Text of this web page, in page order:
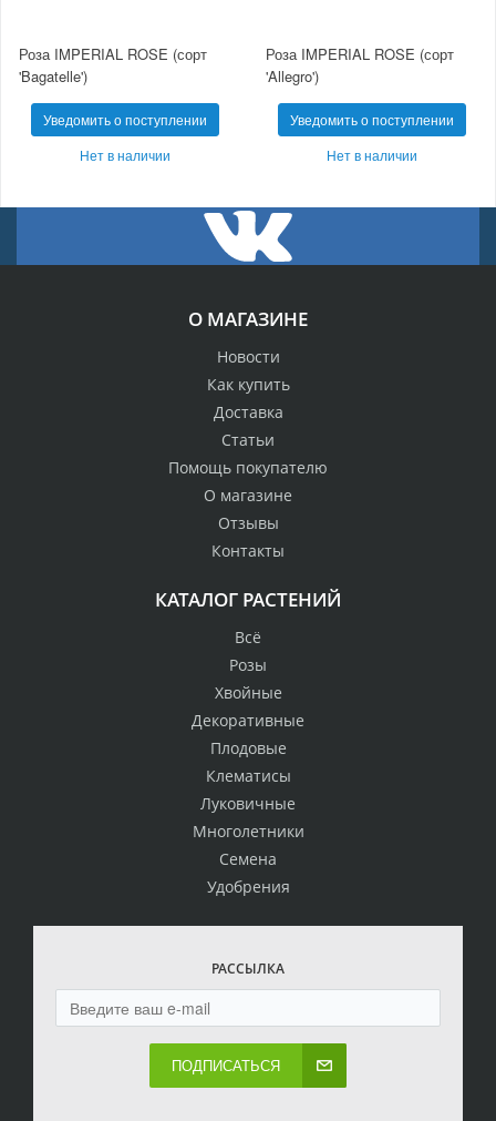
Роза IMPERIAL ROSE (сорт
'Bagatelle')
Уведомить о поступлении
Нет в наличии
Роза IMPERIAL ROSE (сорт
'Allegro')
Уведомить о поступлении
Нет в наличии
О МАГАЗИНЕ
Новости
Как купить
Доставка
Статьи
Помощь покупателю
О магазине
Отзывы
Контакты
КАТАЛОГ РАСТЕНИЙ
Всё
Розы
Хвойные
Декоративные
Плодовые
Клематисы
Луковичные
Многолетники
Семена
Удобрения
РАССЫЛКА
ПОДПИСАТЬСЯ